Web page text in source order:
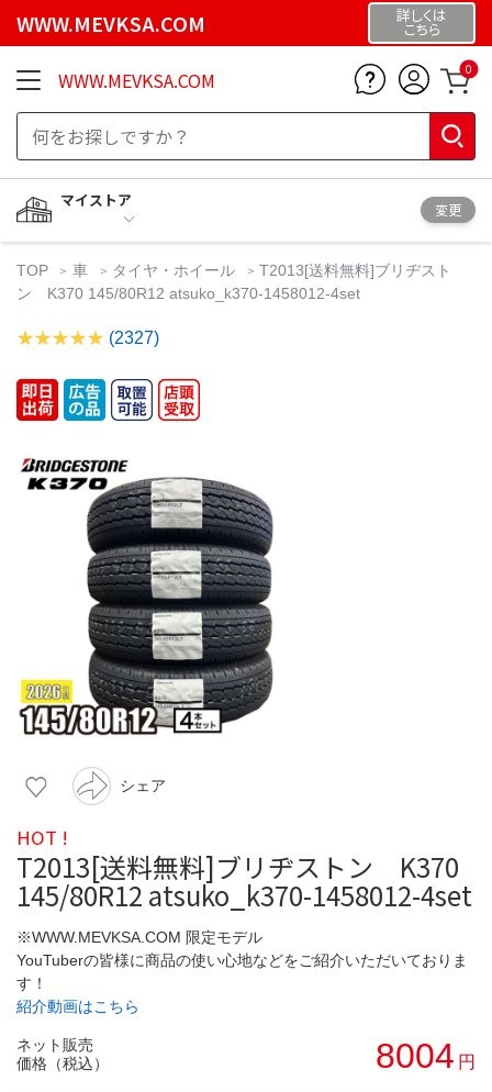
WWW.MEVKSA.COM 詳しくは
こちら
WWW.MEVKSA.COM 0
マイストア
変更
TOP 車 タイヤ・ホイール
T2013[送料無料]ブリヂスト
ン K370 145/80R12 atsuko_k370-1458012-4set
(2327)
シェア
HOT !
T2013[送料無料]ブリヂストン K370
145/80R12 atsuko_k370-1458012-4set
※WWW.MEVKSA.COM 限定モデル
YouTuberの皆様に商品の使い心地などをご紹介いただいておりま
す！
紹介動画はこちら
ネット販売
価格（税込）
8004 円